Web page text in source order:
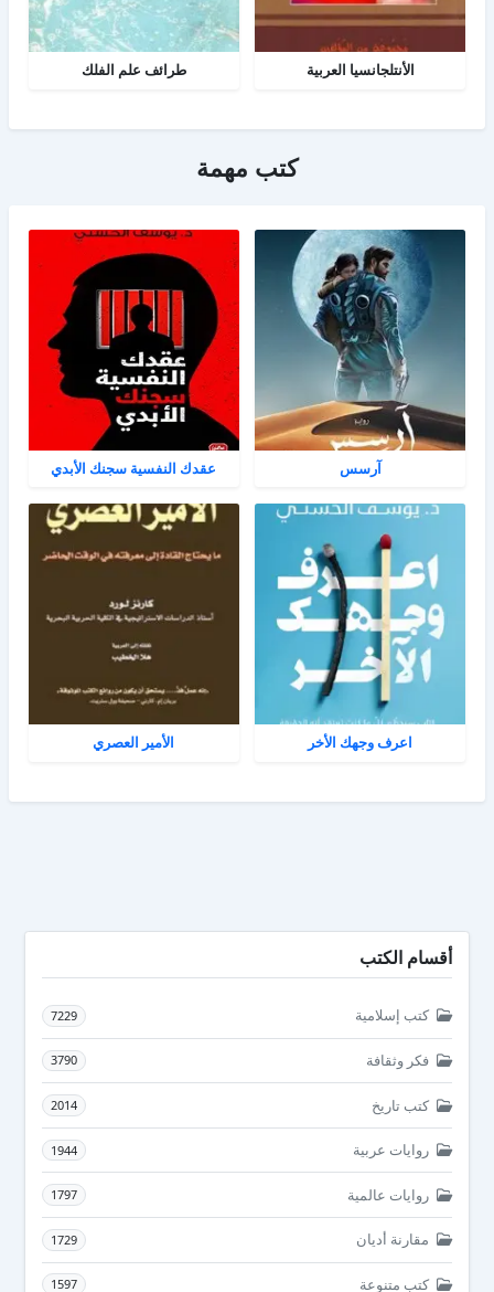
الأنتلجانسيا العربية طرائف علم الفلك
كتب مهمة
آرسس عقدك النفسية سجنك الأبدي
اعرف وجهك الأخر الأمير العصري
أقسام الكتب
كتب إسلامية 7229
فكر وثقافة 3790
كتب تاريخ 2014
روايات عربية 1944
روايات عالمية 1797
مقارنة أديان 1729
كتب متنوعة 1597